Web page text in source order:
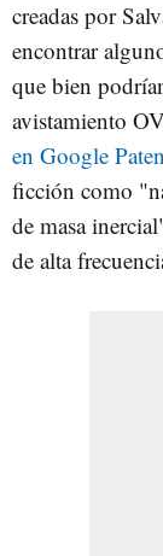
creadas por
encontrar
que bien
avistamiento
en Google
ficción como
de masa
de alta